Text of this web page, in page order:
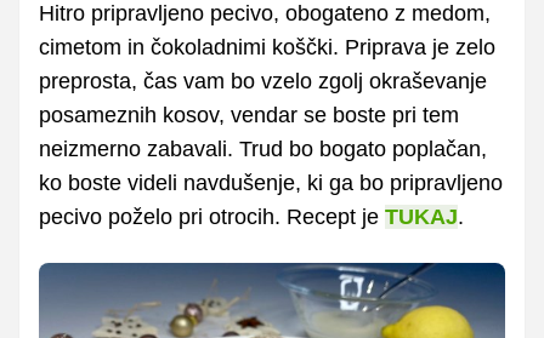
Hitro pripravljeno pecivo, obogateno z medom,
cimetom in čokoladnimi koščki. Priprava je zelo
preprosta, čas vam bo vzelo zgolj okraševanje
posameznih kosov, vendar se boste pri tem
neizmerno zabavali. Trud bo bogato poplačan,
ko boste videli navdušenje, ki ga bo pripravljeno
pecivo poželo pri otrocih. Recept je TUKAJ.